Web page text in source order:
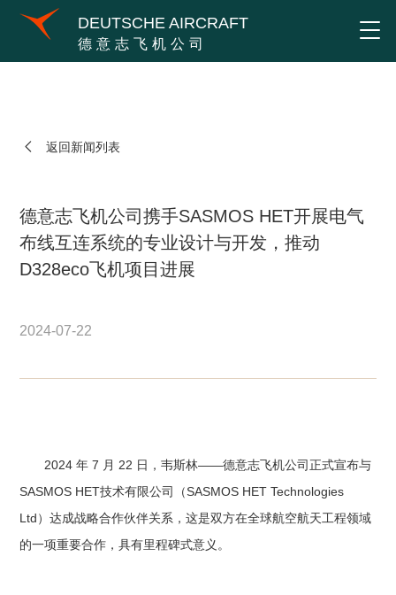
DEUTSCHE AIRCRAFT
德意志飞机公司
返回新闻列表
德意志飞机公司携手SASMOS HET开展电气
布线互连系统的专业设计与开发，推动
D328eco飞机项目进展
2024-07-22
2024 年 7 月 22 日，韦斯林——德意志飞机公司正式宣布与
SASMOS HET技术有限公司（SASMOS HET Technologies
Ltd）达成战略合作伙伴关系，这是双方在全球航空航天工程领域
的一项重要合作，具有里程碑式意义。